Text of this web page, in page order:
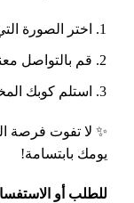
اختر الصورة
قم بالتواصل معنا
استلم كوبك
✨ لا تفوت فرصة
يومك بابتسامة!
للطلب أو